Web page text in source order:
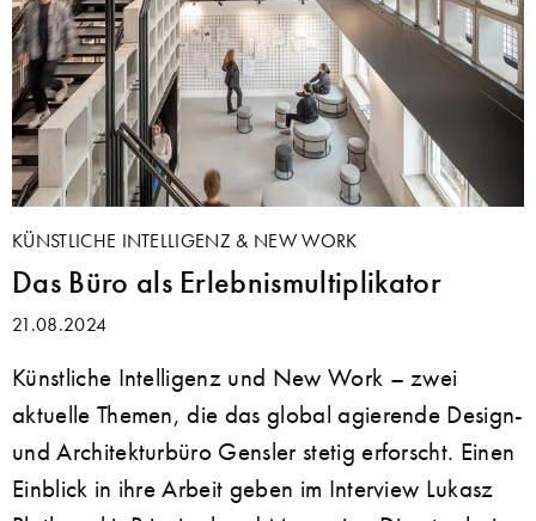
KÜNSTLICHE INTELLIGENZ & NEW WORK
Das Büro als Erlebnismultiplikator
21.08.2024
Künstliche Intelligenz und New Work – zwei
aktuelle Themen, die das global agierende Design-
und Architekturbüro Gensler stetig erforscht. Einen
Einblick in ihre Arbeit geben im Interview Lukasz